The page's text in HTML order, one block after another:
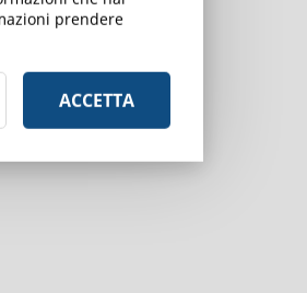
prendere
ACCETTA